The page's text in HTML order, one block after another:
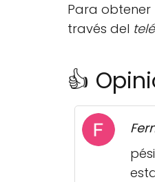
Para obtener
través del
👍